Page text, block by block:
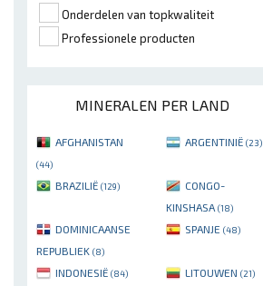
Onderdelen van topkwaliteit
Professionele producten
MINERALEN PER LAND
AFGHANISTAN
(44)
ARGENTINIË (23)
BRAZILIË (129)
CONGO-
KINSHASA (18)
DOMINICAANSE
REPUBLIEK (8)
SPANJE (48)
INDONESIË (84) LITOUWEN (21)